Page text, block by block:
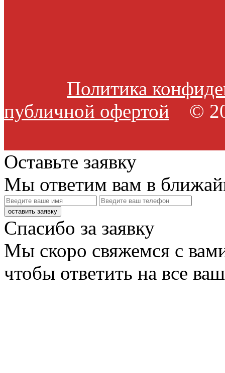
Политика
публичной офертой ©
Оставьте заявку
Мы ответим вам в
оставить заявку
Спасибо за заявку
Мы скоро свяжемся с
чтобы ответить на все